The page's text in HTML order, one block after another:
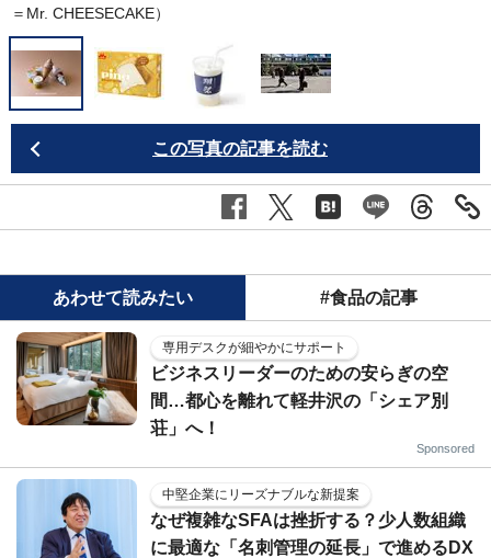
＝Mr. CHEESECAKE）
この写真の記事を読む
あわせて読みたい #食品の記事
専用デスクが細やかにサポート
ビジネスリーダーのための安らぎの空
間…都心を離れて軽井沢の「シェア別
荘」へ！
Sponsored
中堅企業にリーズナブルな新提案
なぜ複雑なSFAは挫折する？少人数組織
に最適な「名刺管理の延長」で進めるDX